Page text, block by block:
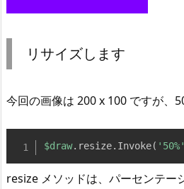
リサイズします
今回の画像は 200 x 100 ですが、
$draw. resize. Invoke( '50%'
resize メソッドは、パーセンテー